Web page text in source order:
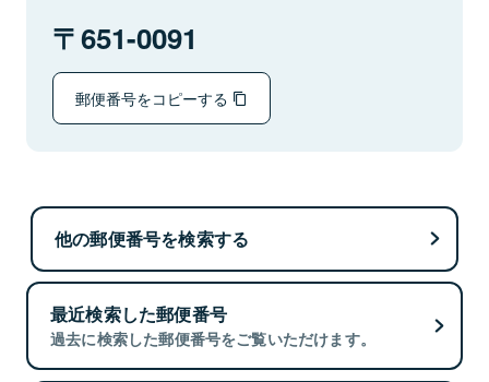
651-0091
郵便番号をコピーする
他の郵便番号を検索する
最近検索した郵便番号
過去に検索した郵便番号をご覧いただけます。